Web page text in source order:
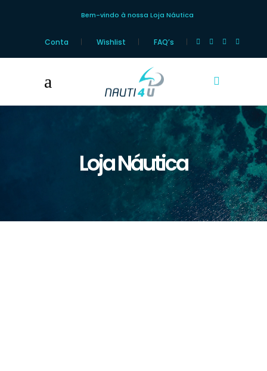
Bem-vindo à nossa Loja Náutica
Conta Wishlist FAQ’s
Loja Náutica